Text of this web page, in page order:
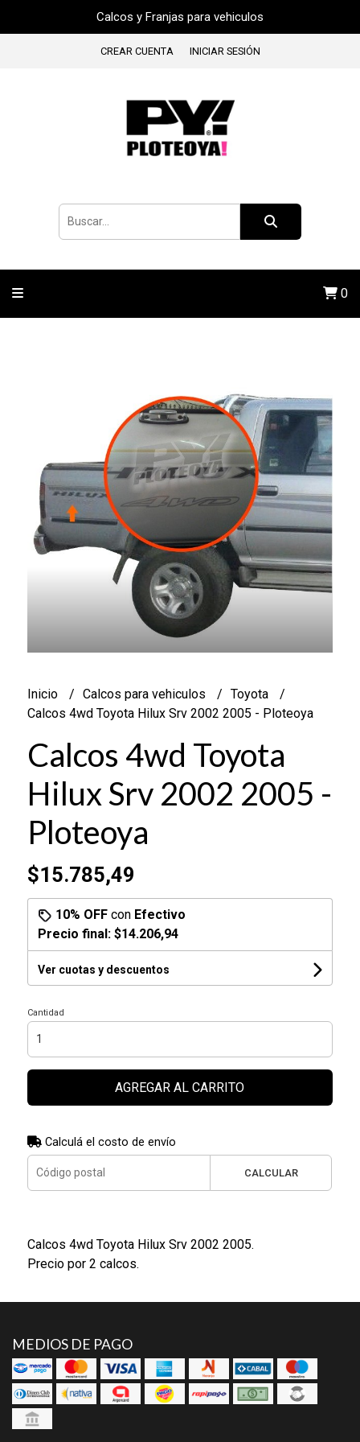
Calcos y Franjas para vehiculos
CREAR CUENTA INICIAR SESIÓN
0
Inicio Calcos para vehiculos
Toyota
Calcos 4wd Toyota Hilux Srv 2002 2005 - Ploteoya
Calcos 4wd Toyota
Hilux Srv 2002 2005 -
Ploteoya
$15.785,49
10% OFFcon Efectivo
Precio final: $14.206,94
Ver cuotas y descuentos
Cantidad
AGREGAR AL CARRITO
Calculá el costo de envío
CALCULAR
Calcos 4wd Toyota Hilux Srv 2002 2005.
Precio por 2 calcos.
MEDIOS DE PAGO